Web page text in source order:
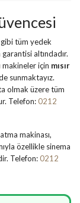
tüm yedek
altındadır.
makineler için mısır
sunmaktayız.
olmak üzere tüm
Telefon:0212
makinası,
özellikle sinema
Telefon:0212